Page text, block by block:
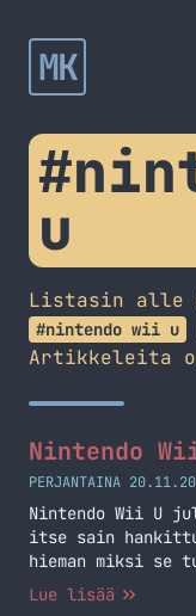
MK
u
Listasin alle
#nintendo wii u
Artikkeleita
Nintendo
PERJANTAINA
Nintendo Wii U
itse sain
hieman miksi
Lue lisää